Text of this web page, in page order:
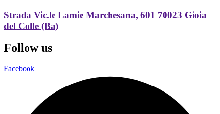
Strada Vic.le Lamie Marchesana, 601 70023 Gioia
del Colle (Ba)
Follow us
Facebook